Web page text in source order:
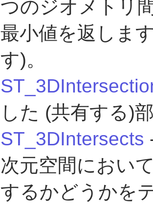
つのジオメトリ
最小値を返しま
す)。
した (共有する)
ST_3DIntersects
次元空間におい
するかどうかを